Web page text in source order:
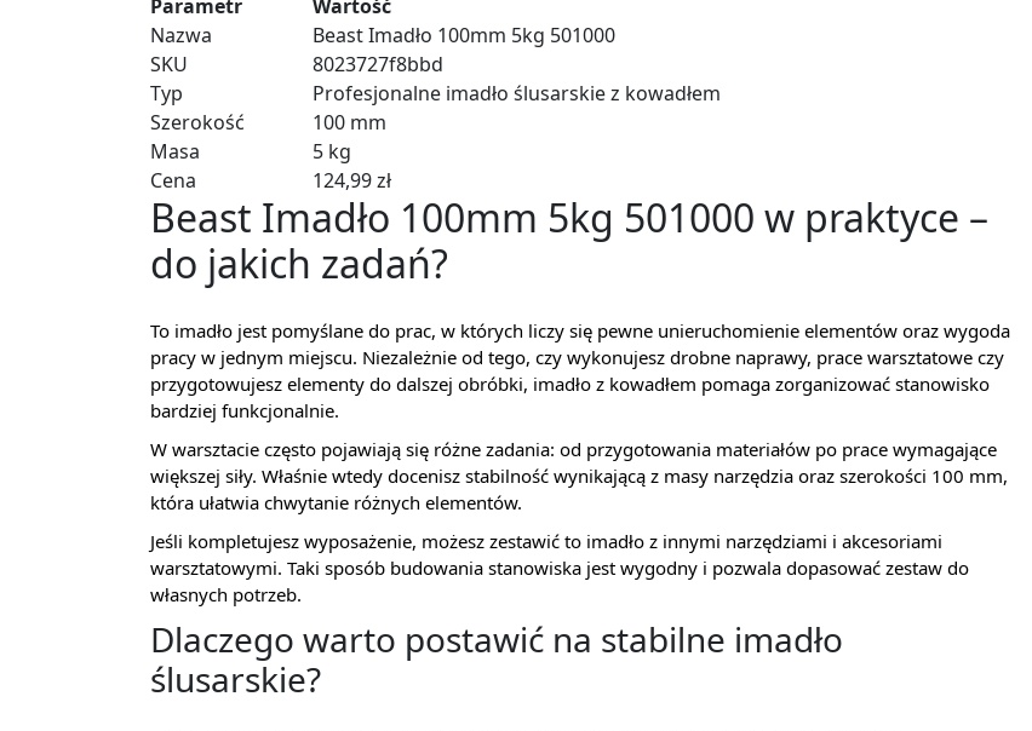
Parametr
Wartość
Nazwa
Beast Imadło 100mm 5kg 501000
SKU
8023727f8bbd
Typ
Profesjonalne imadło ślusarskie z kowadłem
Szerokość
100 mm
Masa
5 kg
Cena
124,99 zł
Beast Imadło 100mm 5kg 501000 w praktyce –
do jakich zadań?
To imadło jest pomyślane do prac, w których liczy się pewne unieruchomienie elementów oraz wygoda
pracy w jednym miejscu. Niezależnie od tego, czy wykonujesz drobne naprawy, prace warsztatowe czy
przygotowujesz elementy do dalszej obróbki, imadło z kowadłem pomaga zorganizować stanowisko
bardziej funkcjonalnie.
W warsztacie często pojawiają się różne zadania: od przygotowania materiałów po prace wymagające
większej siły. Właśnie wtedy docenisz stabilność wynikającą z masy narzędzia oraz szerokości 100 mm,
która ułatwia chwytanie różnych elementów.
Jeśli kompletujesz wyposażenie, możesz zestawić to imadło z innymi narzędziami i akcesoriami
warsztatowymi. Taki sposób budowania stanowiska jest wygodny i pozwala dopasować zestaw do
własnych potrzeb.
Dlaczego warto postawić na stabilne imadło
ślusarskie?